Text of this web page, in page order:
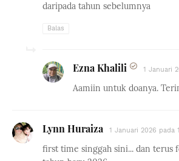
daripada tahun sebelumnya
Balas
Ezna Khalili 1 Januari
Aamiin untuk doanya.
Lynn Huraiza 1 Januari 2026 pada
first time singgah sini... dan terus